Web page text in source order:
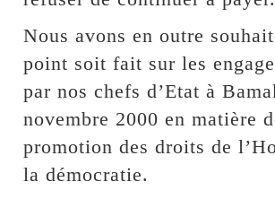
Nous avons en outre
point soit fait sur les
par nos chefs d’Etat à
novembre 2000 en matière
promotion des droits de
la démocratie.